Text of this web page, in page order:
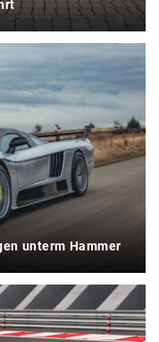
unterm Hammer